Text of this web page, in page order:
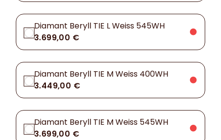
Diamant Beryll TIE L Weiss 545WH
3.699,00 €
Diamant Beryll TIE M Weiss 400WH
3.449,00 €
Diamant Beryll TIE M Weiss 545WH
3.699,00 €